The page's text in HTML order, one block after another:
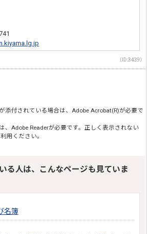
（ID:3439）
添付されている場合は、Adobe Acrobat(R)が必要で
、Adobe Readerが必要です。正しく表示されない
用ください。
る人は、こんなページも見ていま
名簿